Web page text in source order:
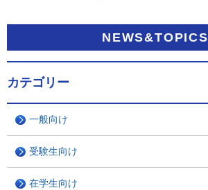
NEWS&TOPICS
カテゴリー
一般向け
受験生向け
在学生向け